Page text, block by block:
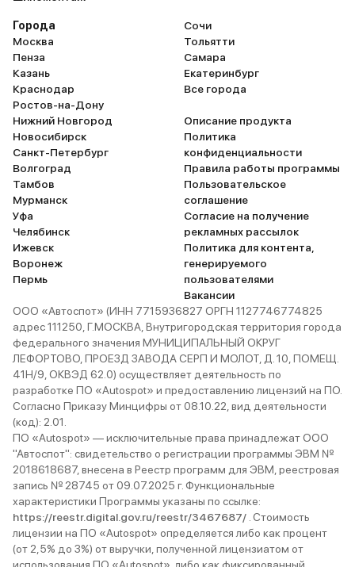
Города
Москва
Пенза
Казань
Краснодар
Ростов-на-Дону
Нижний Новгород
Новосибирск
Санкт-Петербург
Волгоград
Тамбов
Мурманск
Уфа
Челябинск
Ижевск
Воронеж
Пермь
Сочи
Тольятти
Самара
Екатеринбург
Все города
Описание продукта
Политика
конфиденциальности
Правила работы программы
Пользовательское
соглашение
Согласие на получение
рекламных рассылок
Политика для контента,
генерируемого
пользователями
Вакансии
ООО «Автоспот» (ИНН 7715936827 ОРГН 1127746774825
адрес 111250, Г.МОСКВА, Внутригородская территория города
федерального значения МУНИЦИПАЛЬНЫЙ ОКРУГ
ЛЕФОРТОВО, ПРОЕЗД ЗАВОДА СЕРП И МОЛОТ, Д. 10, ПОМЕЩ.
41Н/9, ОКВЭД 62.0) осуществляет деятельность по
разработке ПО «Autospot» и предоставлению лицензий на ПО.
Согласно Приказу Минцифры от 08.10.22, вид деятельности
(код): 2.01.
ПО «Autospot» — исключительные права принадлежат ООО
"Автоспот": свидетельство о регистрации программы ЭВМ №
2018618687, внесена в Реестр программ для ЭВМ, реестровая
запись № 28745 от 09.07.2025 г. Функциональные
характеристики Программы указаны по ссылке:
https://reestr.digital.gov.ru/reestr/3467687/ . Стоимость
лицензии на ПО «Autospot» определяется либо как процент
(от 2,5% до 3%) от выручки, полученной лицензиатом от